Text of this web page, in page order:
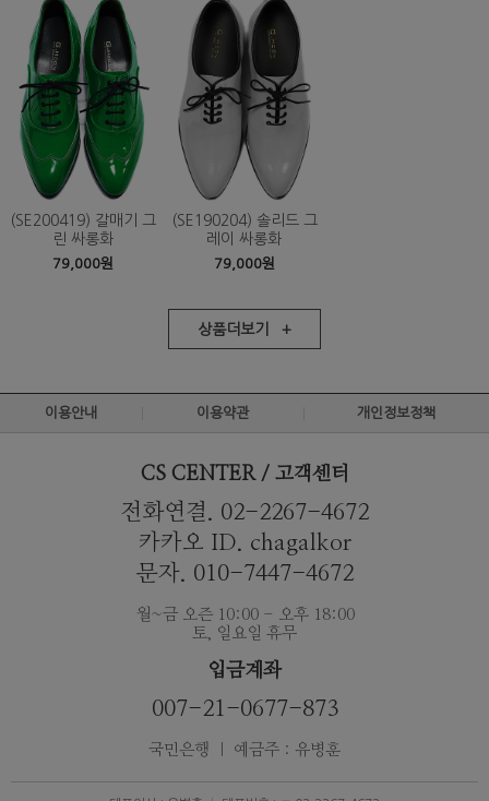
(SE200419) 갈매기 그
린 싸롱화
79,000원
(SE190204) 솔리드 그
레이 싸롱화
79,000원
상품더보기 +
이용안내 이용약관 개인정보정책
CS CENTER / 고객센터
전화연결. 02-2267-4672
카카오 ID. chagalkor
문자. 010-7447-4672
월~금 오즌 10:00 - 오후 18:00
토, 일요일 휴무
입금계좌
007-21-0677-873
국민은행 ｜ 예금주 : 유병훈